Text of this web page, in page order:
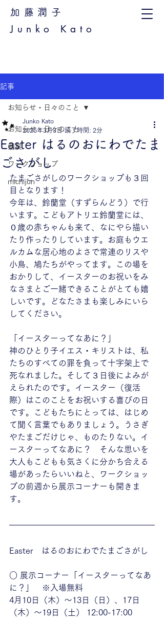
加藤潤子
Junko Kato
記事
お知らせ・日々のこと
個展
ワークショップ
michijun
お知らせ・日々のこと
Easter はるのおにわでたま
ごさがし
Junko Kato
2025年3月3日 読了時間: 2分
たまごさがしのワークショップも３回
目となります！
今年は、鈴蘭堂（すずらんどう）で行
います。こどもアトリエ鈴蘭堂には、
０歳の赤ちゃんも来て、なにやら描い
たり作ったりしています。お庭もウエ
ルカムな居心地のよさで常連のリスや
小鳥、鳩たちがやってます。この場を
おかりして、イースターのお祝いをみ
なさまとご一緒できることがとても嬉
しいです。どなたさまも楽しみにいら
してください。
「イースターってなあに？」
神のひとり子イエス・キリストは、私
たちのすべての罪を負って十字架上で
死なれました。そして３日後によみが
えられたのです。イースター（復活
際）はこのことをお祝いする喜びの日
です。こどもたちにとっては、はじめ
て聞く言葉でもありましょう。うさぎ
やたまごだけじゃ、ものたりない。イ
ースターってなあに？　そんな思いを
大人もこどもも気さくに分かち合える
場があったらいいねと、ワークショッ
プの前週から展示コーナーも開きま
す。
Easter　はるのおにわでたまごさがし
○ 展示コーナー「イースターってなあ
に？」　※入場無料
4月10日（木）〜13日（日）、17日
（木）〜19日（土） 12:00-17:00